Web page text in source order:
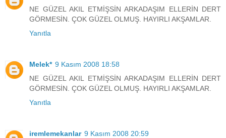
NE GÜZEL AKIL ETMİŞSİN ARKADAŞIM ELLERİN DERT
GÖRMESİN. ÇOK GÜZEL OLMUŞ. HAYIRLI AKŞAMLAR.
Yanıtla
Melek* 9 Kasım 2008 18:58
NE GÜZEL AKIL ETMİŞSİN ARKADAŞIM ELLERİN DERT
GÖRMESİN. ÇOK GÜZEL OLMUŞ. HAYIRLI AKŞAMLAR.
Yanıtla
iremlemekanlar 9 Kasım 2008 20:59